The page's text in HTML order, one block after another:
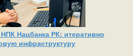
Нацбанка РК: итеративно
инфраструктуру